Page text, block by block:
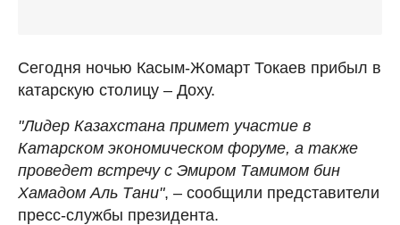
Сегодня ночью Касым-Жомарт Токаев прибыл в
катарскую столицу – Доху.
"Лидер Казахстана примет участие в
Катарском экономическом форуме, а также
проведет встречу с Эмиром Тамимом бин
Хамадом Аль Тани", – сообщили представители
пресс-службы президента.